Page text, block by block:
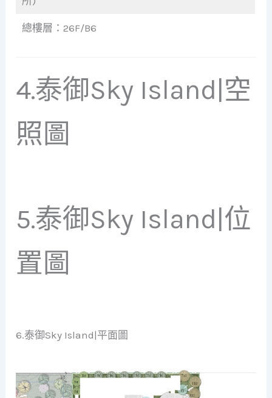
總樓層：26F/B6
4.泰御Sky Island|空
照圖
5.泰御Sky Island|位
置圖
6.泰御Sky Island|平面圖